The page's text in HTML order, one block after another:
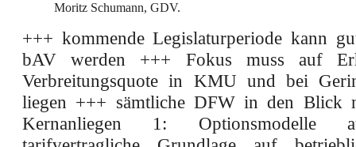
Moritz Schumann, GDV.
+++ kommende Legislaturperiode kann
bAV werden +++ Fokus muss auf
Verbreitungsquote in KMU und bei
liegen +++ sämtliche DFW in den Blick
Kernanliegen 1: Optionsmodelle